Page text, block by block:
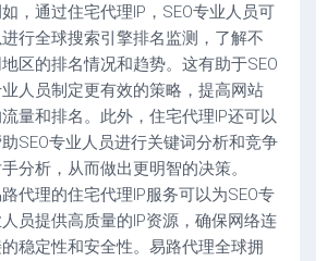
，通过住宅代理IP，SEO专业人员可
进行全球搜索引擎排名监测，了解不
区的排名情况和趋势。这有助于SEO
人员制定更有效的策略，提高网站
量和排名。此外，住宅代理IP还可以
SEO专业人员进行关键词分析和竞争
分析，从而做出更明智的决策。
代理的住宅代理IP服务可以为SEO专
员提供高质量的IP资源，确保网络连
稳定性和安全性。易路代理全球拥